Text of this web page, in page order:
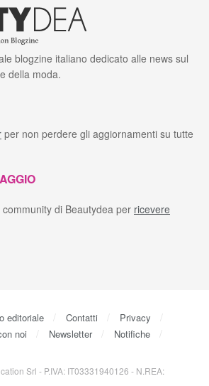
blogzine italiano dedicato alle news sul
della moda.
per non perdere gli aggiornamenti su tutte
di Beautydea per ricevere
editoriale Contatti
Privacy
noi Newsletter
Notifiche
Srl - P.IVA: IT03331940126 - N.REA: